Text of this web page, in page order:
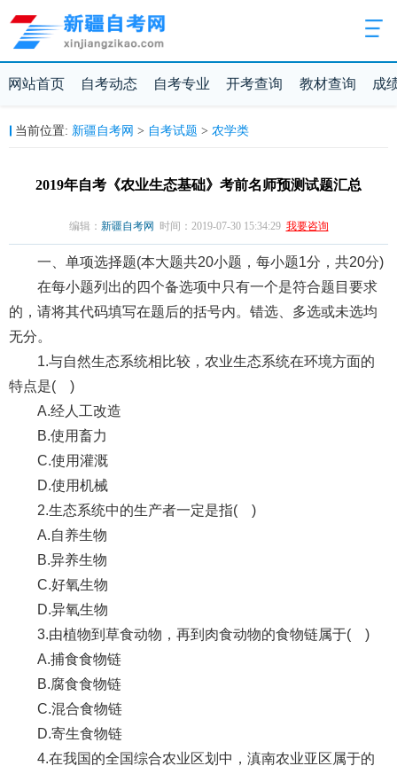
网站首页 自考动态 自考专业 开考查询 教材查询 成
当前位置: 新疆自考网 > 自考试题 > 农学类
2019年自考《农业生态基础》考前名师预测试题汇总
编辑： 新疆自考网 时间：2019-07-30 15:34:29 我要咨询
一、单项选择题(本大题共20小题，每小题1分，共20分)
在每小题列出的四个备选项中只有一个是符合题目要求
的，请将其代码填写在题后的括号内。错选、多选或未选均
无分。
1.与自然生态系统相比较，农业生态系统在环境方面的
特点是( )
A.经人工改造
B.使用畜力
C.使用灌溉
D.使用机械
2.生态系统中的生产者一定是指( )
A.自养生物
B.异养生物
C.好氧生物
D.异氧生物
3.由植物到草食动物，再到肉食动物的食物链属于( )
A.捕食食物链
B.腐食食物链
C.混合食物链
D.寄生食物链
4.在我国的全国综合农业区划中，滇南农业亚区属于的